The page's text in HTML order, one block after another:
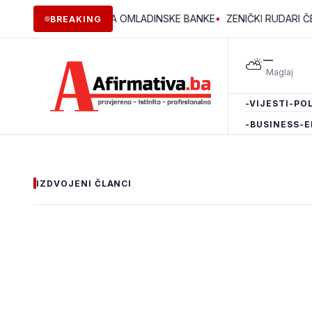
BREAKING
PROJEKTA OMLADINSKE BANKE• ZENIČKI RUDARI
⛅—
-VIJESTI -
-BUSINESS-
IZDVOJENI ČLANCI